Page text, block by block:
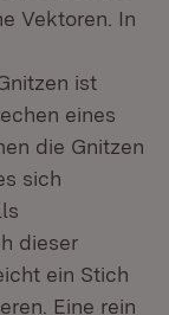
Vektoren. In
ist
eines
die Gnitzen
sich
dieser
ein Stich
Eine rein